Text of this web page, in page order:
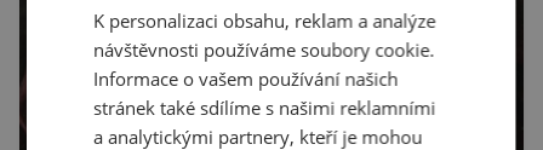
K personalizaci obsahu, reklam a analýze
návštěvnosti používáme soubory cookie.
Informace o vašem používání našich
stránek také sdílíme s našimi reklamními
a analytickými partnery, kteří je mohou